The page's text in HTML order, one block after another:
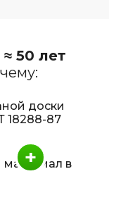
50 лет
доски
18288-87
+
в